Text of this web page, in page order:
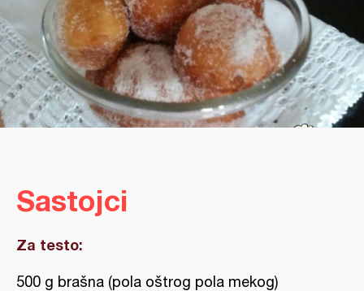
Sastojci
Za testo:
500 g brašna (pola oštrog pola mekog)